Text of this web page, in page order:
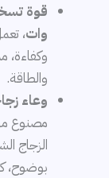
قوة تسخين
وات،
وكفاءة،
والطاقة.
وعاء
مصنوع
الزجاج
بوضوح،